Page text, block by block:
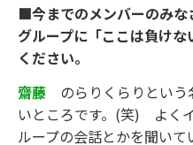
■今までのメンバーのみな
グループに「ここは負け
ください。
齋藤 のらりくらりという
いところです。(笑) よく
ループの会話とかを聞い